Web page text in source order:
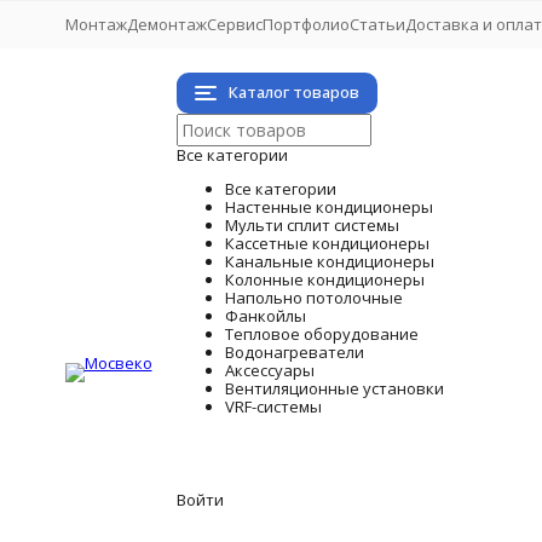
МонтажДемонтажСервисПортфолиоСтатьиДоставка и
Каталог товаров
Все категории
Все категории
Настенные кондиционеры
Мульти сплит системы
Кассетные кондиционеры
Канальные кондиционеры
Колонные кондиционеры
Напольно потолочные
Фанкойлы
Тепловое оборудование
Водонагреватели
Аксессуары
Вентиляционные установки
VRF-системы
Войти